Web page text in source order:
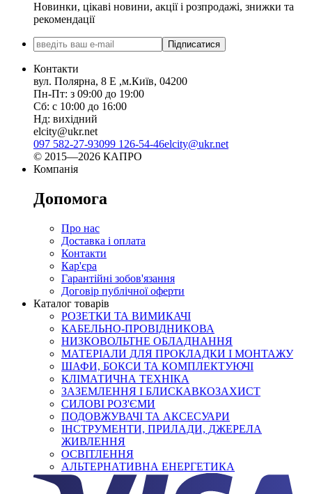
Новинки, цікаві новини, акції і розпродажі, знижки та
рекомендації
Підписатися
Контакти
вул. Полярна, 8 Е ,м.Київ, 04200
Пн-Пт: з 09:00 до 19:00
Сб: с 10:00 до 16:00
Нд: вихідний
elcity@ukr.net
097 582-27-93099 126-54-46elcity@ukr.net
© 2015—2026 КАПРО
Компанія
Допомога
Про нас
Доставка і оплата
Контакти
Кар'єра
Гарантійні зобов'язання
Договір публічної оферти
Каталог товарів
РОЗЕТКИ ТА ВИМИКАЧІ
КАБЕЛЬНО-ПРОВІДНИКОВА
НИЗКОВОЛЬТНЕ ОБЛАДНАННЯ
МАТЕРІАЛИ ДЛЯ ПРОКЛАДКИ І МОНТАЖУ
ШАФИ, БОКСИ ТА КОМПЛЕКТУЮЧІ
КЛІМАТИЧНА ТЕХНІКА
ЗАЗЕМЛЕННЯ І БЛИСКАВКОЗАХИСТ
СИЛОВІ РОЗ'ЄМИ
ПОДОВЖУВАЧІ ТА АКСЕСУАРИ
ІНСТРУМЕНТИ, ПРИЛАДИ, ДЖЕРЕЛА
ЖИВЛЕННЯ
ОСВІТЛЕННЯ
АЛЬТЕРНАТИВНА ЕНЕРГЕТИКА